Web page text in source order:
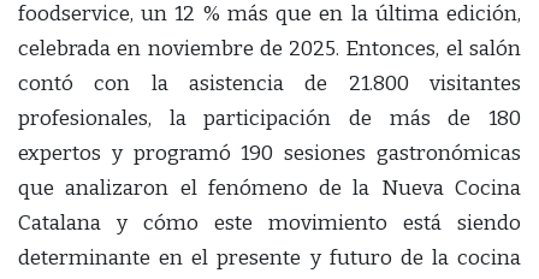
foodservice, un 12 % más que en la última edición,
celebrada en noviembre de 2025. Entonces, el salón
contó con la asistencia de 21.800 visitantes
profesionales, la participación de más de 180
expertos y programó 190 sesiones gastronómicas
que analizaron el fenómeno de la Nueva Cocina
Catalana y cómo este movimiento está siendo
determinante en el presente y futuro de la cocina